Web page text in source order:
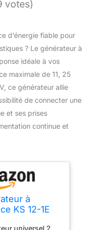
votes)
d’énergie fiable pour
? Le générateur à
idéale à vos
maximale de 11, 25
ce générateur allie
de connecter une
et ses prises
continue et
à
KS 12-1E